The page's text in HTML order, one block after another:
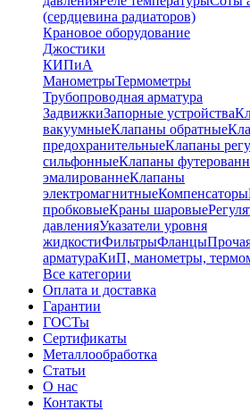
(сердцевина радиаторов)
Крановое оборудование
Джостики
КИПиА
МанометрыТермометры
Трубопроводная арматура
ЗадвижкиЗапорные устройства
вакуумныеКлапаны обратные
предохранительныеКлапаны
сильфонныеКлапаны
эмалированнеКлапаны
электромагнитныеКомпенсаторы
пробковыеКраны шаровые
давленияУказатели уровня
жидкостиФильтрыФланцы
арматураКиП, манометры,
Все категории
Оплата и доставка
Гарантии
ГОСТы
Сертификаты
Металлообработка
Статьи
О нас
Контакты